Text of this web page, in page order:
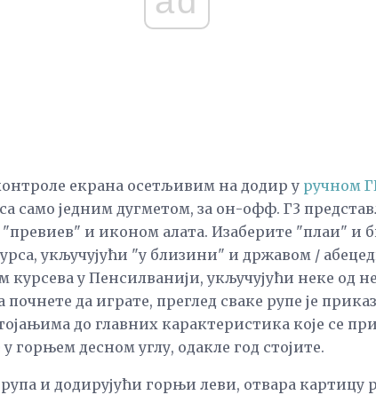
екрана осетљивим на додир у ручном
само једним дугметом, за он-офф. Г3
и иконом алата. Изаберите "плаи" и
укључујући "у близини" и државом /
у Пенсилванији, укључујући неке од
почнете да играте, преглед сваке рупе је
до главних карактеристика које се
горњем десном углу, одакле год стојите.
и додирујући горњи леви, отвара картицу